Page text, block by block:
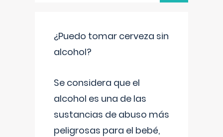
¿Puedo tomar cerveza sin
alcohol?
Se considera que el
alcohol es una de las
sustancias de abuso más
peligrosas para el bebé,